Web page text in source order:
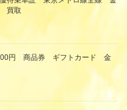
買取
円 商品券 ギフトカード 金